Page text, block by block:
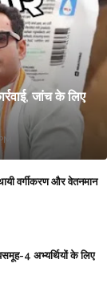
जांच के लिए
वर्गीकरण और वेतनमान
4 अभ्यर्थियों के लिए